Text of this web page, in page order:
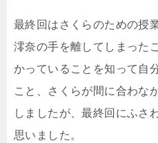
最終回はさくらのための授
澪奈の手を離してしまった
かっていることを知って自
こと、さくらが間に合わな
しましたが、最終回にふさ
思いました。